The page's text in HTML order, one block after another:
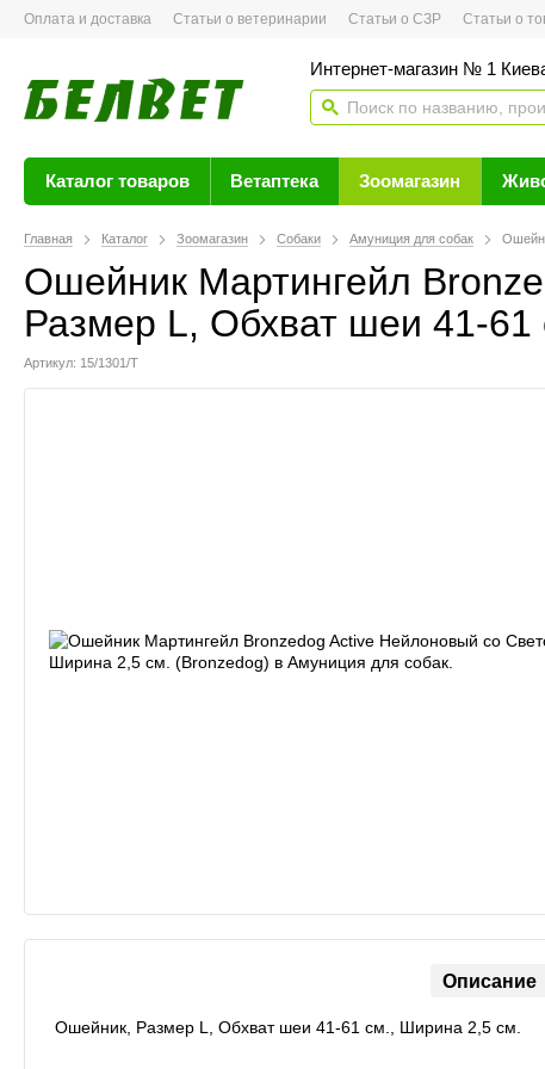
Оплата и доставка Статьи о ветеринарии Статьи о СЗР Статьи о
Интернет-магазин № 1
Каталог товаров Ветаптека Зоомагазин
Главная Каталог Зоомагазин Собаки Амуниция для собак
Ошейник Мартингейл
Размер L, Обхват шеи 41-
Артикул: 15/1301/Т
Описание
Ошейник, Размер L, Обхват шеи 41-61 см., Ширина 2,5 см.